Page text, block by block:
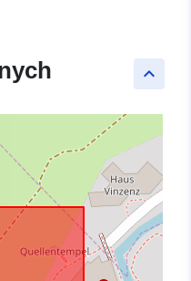
keyboard_arrow_up